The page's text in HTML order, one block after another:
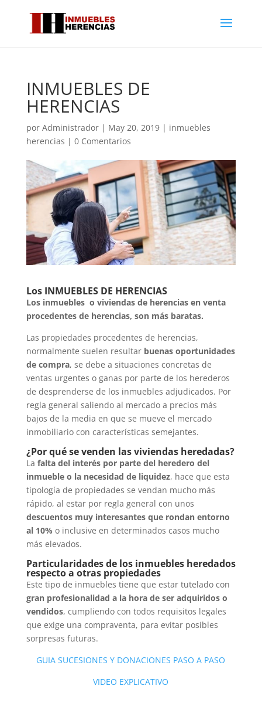
INMUEBLES DE
HERENCIAS
por Administrador| May 20, 2019| inmuebles
herencias | 0 Comentarios
Los INMUEBLES DE HERENCIAS
Los inmuebles o viviendas de herencias en venta
procedentes de herencias, son más baratas.
Las propiedades procedentes de herencias,
normalmente suelen resultar buenas oportunidades
de compra, se debe a situaciones concretas de
ventas urgentes o ganas por parte de los herederos
de desprenderse de los inmuebles adjudicados. Por
regla general saliendo al mercado a precios más
bajos de la media en que se mueve el mercado
inmobiliario con características semejantes.
¿Por qué se venden las viviendas heredadas?
La falta del interés por parte del heredero del
inmueble o la necesidad de liquidez, hace que esta
tipología de propiedades se vendan mucho más
rápido, al estar por regla general con unos
descuentos muy interesantes que rondan entorno
al 10% o inclusive en determinados casos mucho
más elevados.
Particularidades de los inmuebles heredados
respecto a otras propiedades
Este tipo de inmuebles tiene que estar tutelado con
gran profesionalidad a la hora de ser adquiridos o
vendidos, cumpliendo con todos requisitos legales
que exige una compraventa, para evitar posibles
sorpresas futuras.
GUIA SUCESIONES Y DONACIONES PASO A PASO
VIDEO EXPLICATIVO